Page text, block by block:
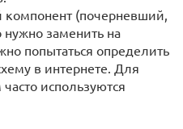
компонент (почерневший,
нужно заменить на
попытаться определить
в интернете. Для
используются